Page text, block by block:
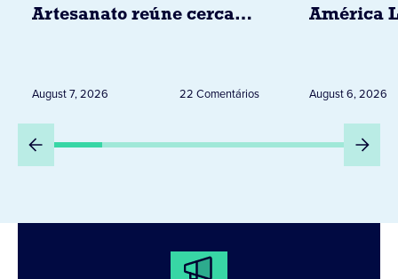
Artesanato reúne cerca
August 7, 2026 22 Comentários
América
Peru
August 6, 2026